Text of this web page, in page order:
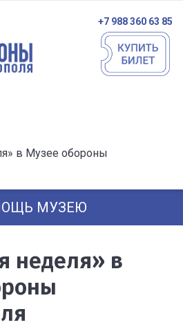
+7 988 360 63 85
в Музее обороны
МУЗЕЮ
неделя» в